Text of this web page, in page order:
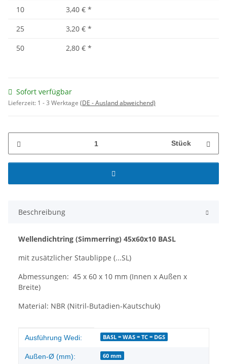
10
3,40 € *
25
3,20 € *
50
2,80 € *
Sofort verfügbar
Lieferzeit: 1 - 3 Werktage (DE - Ausland abweichend)
Stück
Beschreibung
Wellendichtring (Simmerring) 45x60x10 BASL
mit zusätzlicher Staublippe (...SL)
Abmessungen: 45 x 60 x 10 mm (Innen x Außen x
Breite)
Material: NBR (Nitril-Butadien-Kautschuk)
Produkteigenschaft
Wert
Ausführung Wedi: BASL = WAS = TC = DGS
Außen-Ø (mm): 60 mm